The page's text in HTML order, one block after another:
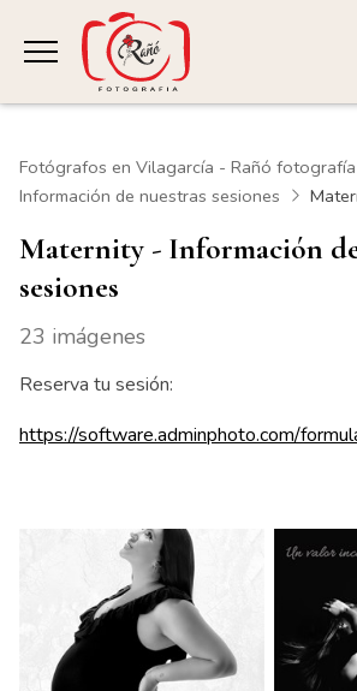
Fotógrafos en Vilagarcía - Rañó fotografía
Información de nuestras sesiones
Maternity - Información
sesiones
23 imágenes
Reserva tu sesión:
https://software.adminphoto.com/